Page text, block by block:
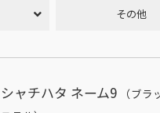
その他
シャチハタ ネーム9
（ブラ